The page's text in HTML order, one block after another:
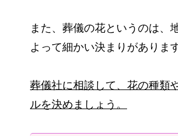
また、葬儀の花というのは、
よって細かい決まりがあります
葬儀社に相談して、花の種類
ルを決めましょう。